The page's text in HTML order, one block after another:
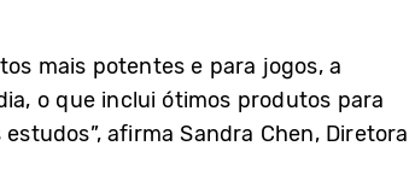
mais potentes e para jogos, a
o que inclui ótimos produtos para
afirma Sandra Chen, Diretora